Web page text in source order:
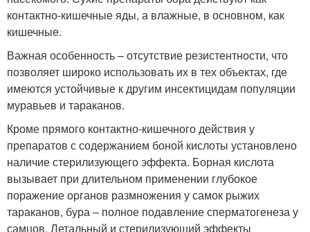
контактно-кишечные яды, а влажные, в основном, как
кишечные.
Важная особенность – отсутствие резистентности, что
позволяет широко использовать их в тех объектах, где
имеются устойчивые к другим инсектицидам популяции
муравьев и тараканов.
Кроме прямого контактно-кишечного действия у
препаратов с содержанием боной кислоты установлено
наличие стерилизующего эффекта. Борная кислота
вызывает при длительном применении глубокое
поражение органов размножения у самок рыжих
тараканов, бура – полное подавление сперматогенеза у
самцов. Летальный и стерилизующий эффекты